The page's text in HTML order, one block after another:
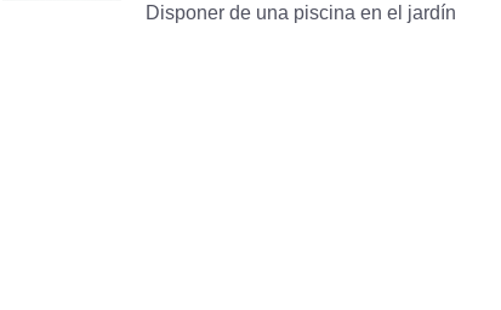
Disponer de una piscina en el jardín